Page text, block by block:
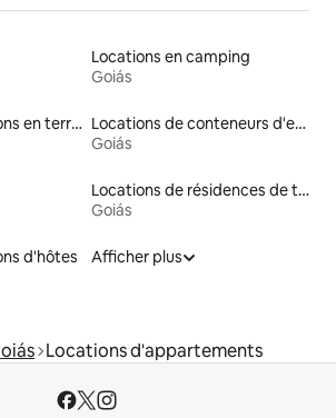
Locations en camping
Goiás
Locations de maisons en terre
Locations de conteneurs d'expédition
Goiás
Locations de résidences de tourisme
Goiás
d'hôtes
Afficher plus
Locations d'appartements